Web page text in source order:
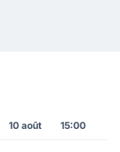
10 août 15:00